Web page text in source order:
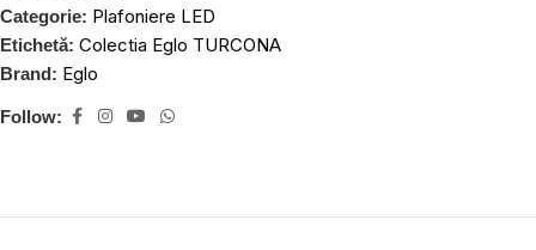
Categorie: Plafoniere LED
Etichetă: Colectia Eglo TURCONA
Brand: Eglo
Follow: